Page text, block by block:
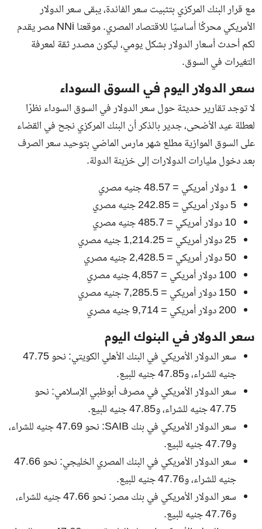
مع قرار البنك المركزي بتثبيت سعر الفائدة، يبقى سعر الدولار
الأمريكي محركًا أساسيًا للاقتصاد المصري. موقعنا NNi مصر يقدم
لكم أحدث أسعار الدولار بشكل يومي، ليكون مصدر ثقة لمعرفة
التغيرات في السوق.
سعر الدولار اليوم في السوق السوداء
لا توجد تقارير حديثة حول سعر الدولار في السوق السوداء نظرًا
لعطلة عيد الأضحى، جدير بالذكر أن البنك المركزي نجح في القضاء
على السوق الموازية مطلع شهر مارس الماضي بتوحيد سعر الصرف
بعد دخول مليارات الدولارات إلى خزينة الدولة.
1 دولار أمريكي = 48.57 جنيه مصري
5 دولار أمريكي = 242.85 جنيه مصري
10 دولار أمريكي = 485.7 جنيه مصري
25 دولار أمريكي = 1,214.25 جنيه مصري
50 دولار أمريكي = 2,428.5 جنيه مصري
100 دولار أمريكي = 4,857 جنيه مصري
150 دولار أمريكي = 7,285.5 جنيه مصري
200 دولار أمريكي = 9,714 جنيه مصري
سعر الدولار في البنوك اليوم
سعر الدولار الأمريكي في البنك الأهلي الكويتي: نحو 47.75
جنيه للشراء، و47.85 جنيه للبيع.
سعر الدولار الأمريكي في مصرف أبوظبي الإسلامي: نحو
47.75 جنيه للشراء، و47.85 جنيه للبيع.
سعر الدولار الأمريكي في بنك SAIB: نحو 47.69 جنيه للشراء،
و47.79 جنيه للبيع.
سعر الدولار الأمريكي في البنك المصري الخليجي: نحو 47.66
جنيه للشراء، و47.76 جنيه للبيع.
سعر الدولار الأمريكي في بنك مصر: نحو 47.66 جنيه للشراء،
و47.76 جنيه للبيع.